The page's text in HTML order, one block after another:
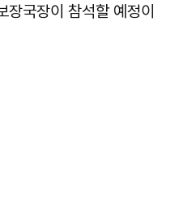
국장이 참석할 예정이